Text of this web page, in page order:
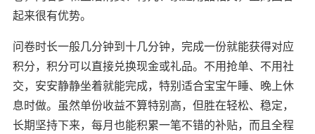
起来很有优势。
问卷时长一般几分钟到十几分钟，完成一份就能获得对应
积分，积分可以直接兑换现金或礼品。不用抢单、不用社
交，安安静静坐着就能完成，特别适合宝宝午睡、晚上休
息时做。虽然单份收益不算特别高，但胜在轻松、稳定，
长期坚持下来，每月也能积累一笔不错的补贴，而且全程